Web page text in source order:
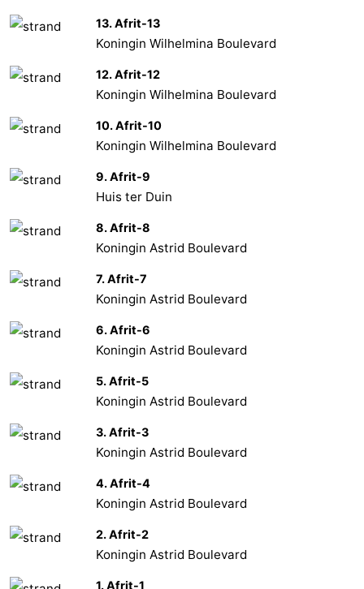
13. Afrit-13
Koningin Wilhelmina Boulevard
12. Afrit-12
Koningin Wilhelmina Boulevard
10. Afrit-10
Koningin Wilhelmina Boulevard
9. Afrit-9
Huis ter Duin
8. Afrit-8
Koningin Astrid Boulevard
7. Afrit-7
Koningin Astrid Boulevard
6. Afrit-6
Koningin Astrid Boulevard
5. Afrit-5
Koningin Astrid Boulevard
3. Afrit-3
Koningin Astrid Boulevard
4. Afrit-4
Koningin Astrid Boulevard
2. Afrit-2
Koningin Astrid Boulevard
1. Afrit-1